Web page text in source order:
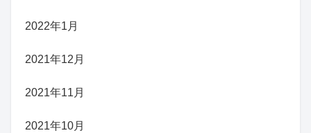
2022年1月
2021年12月
2021年11月
2021年10月